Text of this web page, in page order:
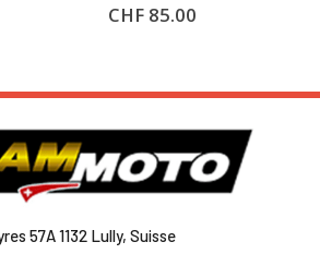
CHF 85.00
57A 1132 Lully, Suisse